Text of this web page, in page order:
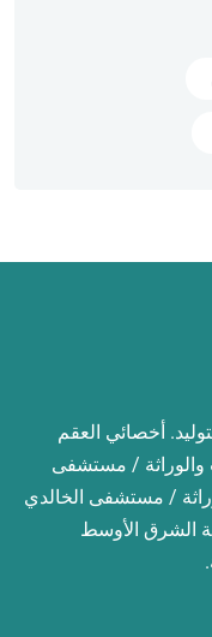
أخصائي العقم
والوراثة / مستشفى
/ مستشفى الخالدي
الشرق الأوسط